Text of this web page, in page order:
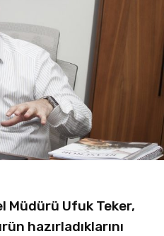
Müdürü Ufuk Teker,
hazırladıklarını